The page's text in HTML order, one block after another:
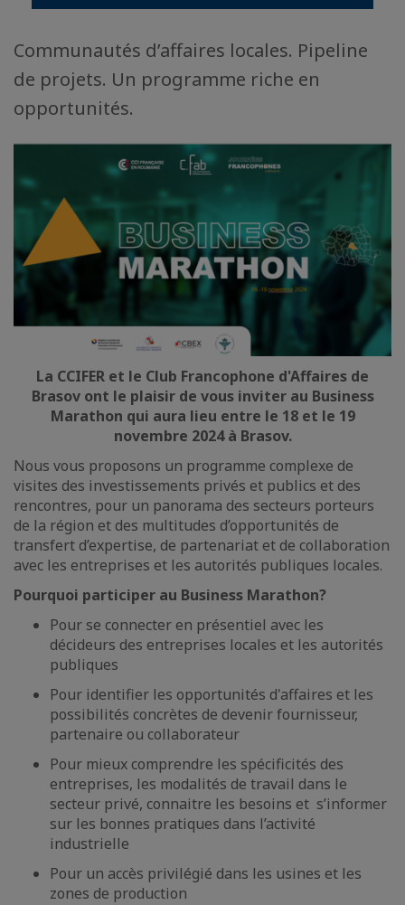
Communautés d’affaires locales. Pipeline
de projets. Un programme riche en
opportunités.
La CCIFER et le Club Francophone d'Affaires de
Brasov ont le plaisir de vous inviter au Business
Marathon qui aura lieu entre le 18 et le 19
novembre 2024 à Brasov.
Nous vous proposons un programme complexe de
visites des investissements privés et publics et des
rencontres, pour un panorama des secteurs porteurs
de la région et des multitudes d’opportunités de
transfert d’expertise, de partenariat et de collaboration
avec les entreprises et les autorités publiques locales.
Pourquoi participer au Business Marathon?
Pour se connecter en présentiel avec les
décideurs des entreprises locales et les autorités
publiques
Pour identifier les opportunités d'affaires et les
possibilités concrètes de devenir fournisseur,
partenaire ou collaborateur
Pour mieux comprendre les spécificités des
entreprises, les modalités de travail dans le
secteur privé, connaitre les besoins et s’informer
sur les bonnes pratiques dans l’activité
industrielle
Pour un accès privilégié dans les usines et les
zones de production